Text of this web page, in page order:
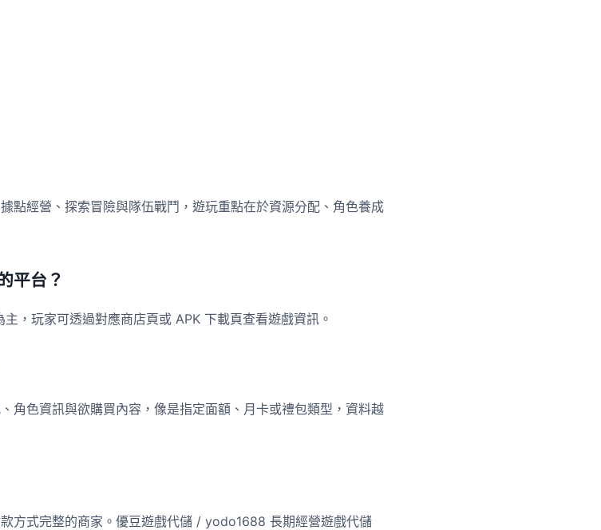
點經營、探索冒險與隊伍戰鬥，遊玩重點在於資源分配、角色養成
平台？
，玩家可透過對應商店頁或 APK 下載頁查看遊戲資訊。
角色資訊與欲購買內容，像是指定面額、月卡或禮包類型，資料越
方式完整的商家。優豆遊戲代儲 / yodo1688 長期經營遊戲代儲